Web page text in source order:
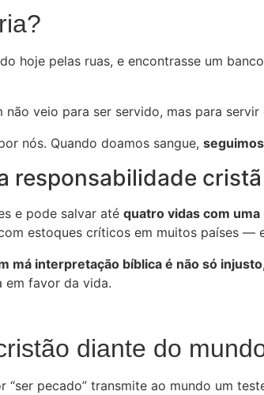
hoje pelas ruas, e encontrasse um
não veio para ser servido, mas para
nós. Quando doamos sangue,
responsabilidade cristã
e pode salvar até quatro vidas com uma
estoques críticos em muitos países —
má interpretação bíblica é não só
em favor da vida.
diante do
“ser pecado” transmite ao mundo um